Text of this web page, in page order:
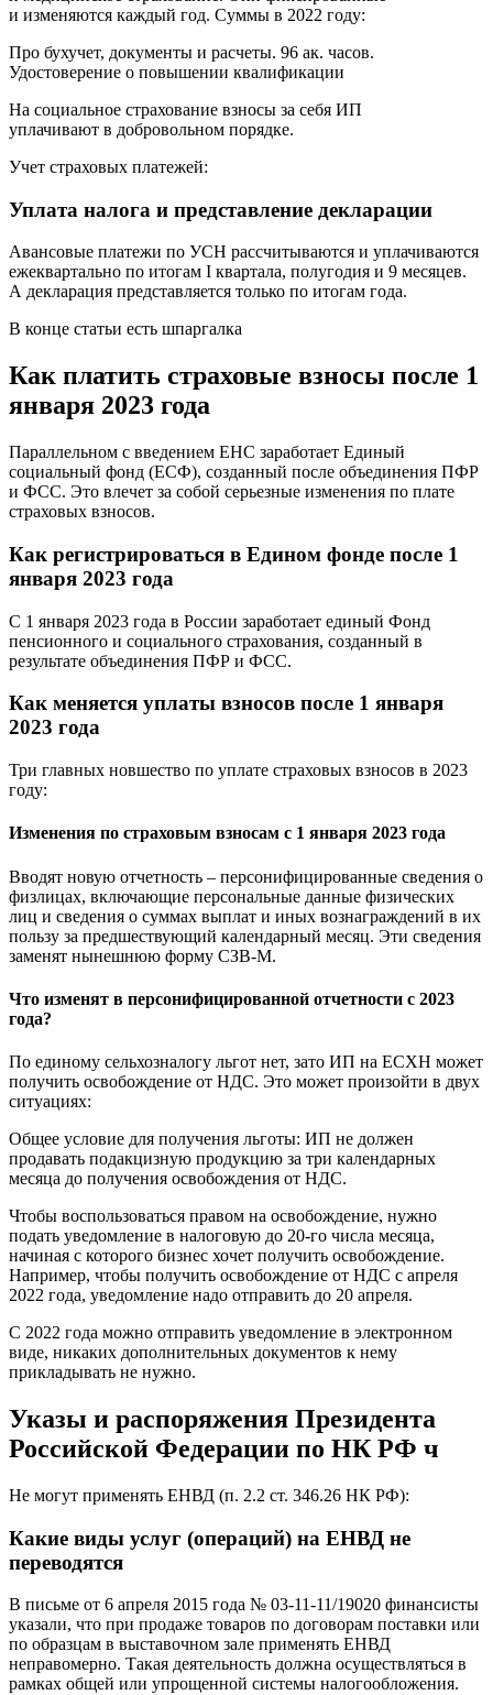
и изменяются каждый год. Суммы в 2022 году:
Про бухучет, документы и расчеты. 96 ак. часов.
Удостоверение о повышении квалификации
На социальное страхование взносы за себя ИП
уплачивают в добровольном порядке.
Учет страховых платежей:
Уплата налога и представление декларации
Авансовые платежи по УСН рассчитываются и уплачиваются
ежеквартально по итогам I квартала, полугодия и 9 месяцев.
А декларация представляется только по итогам года.
В конце статьи есть шпаргалка
Как платить страховые взносы после 1
января 2023 года
Параллельном с введением ЕНС заработает Единый
социальный фонд (ЕСФ), созданный после объединения ПФР
и ФСС. Это влечет за собой серьезные изменения по плате
страховых взносов.
Как регистрироваться в Едином фонде после 1
января 2023 года
С 1 января 2023 года в России заработает единый Фонд
пенсионного и социального страхования, созданный в
результате объединения ПФР и ФСС.
Как меняется уплаты взносов после 1 января
2023 года
Три главных новшество по уплате страховых взносов в 2023
году:
Изменения по страховым взносам с 1 января 2023 года
Вводят новую отчетность – персонифицированные сведения о
физлицах, включающие персональные данные физических
лиц и сведения о суммах выплат и иных вознаграждений в их
пользу за предшествующий календарный месяц. Эти сведения
заменят нынешнюю форму СЗВ-М.
Что изменят в персонифицированной отчетности с 2023
года?
По единому сельхозналогу льгот нет, зато ИП на ЕСХН может
получить освобождение от НДС. Это может произойти в двух
ситуациях:
Общее условие для получения льготы: ИП не должен
продавать подакцизную продукцию за три календарных
месяца до получения освобождения от НДС.
Чтобы воспользоваться правом на освобождение, нужно
подать уведомление в налоговую до 20-го числа месяца,
начиная с которого бизнес хочет получить освобождение.
Например, чтобы получить освобождение от НДС с апреля
2022 года, уведомление надо отправить до 20 апреля.
С 2022 года можно отправить уведомление в электронном
виде, никаких дополнительных документов к нему
прикладывать не нужно.
Указы и распоряжения Президента
Российской Федерации по НК РФ ч
Не могут применять ЕНВД (п. 2.2 ст. 346.26 НК РФ):
Какие виды услуг (операций) на ЕНВД не
переводятся
В письме от 6 апреля 2015 года № 03-11-11/19020 финансисты
указали, что при продаже товаров по договорам поставки или
по образцам в выставочном зале применять ЕНВД
неправомерно. Такая деятельность должна осуществляться в
рамках общей или упрощенной системы налогообложения.